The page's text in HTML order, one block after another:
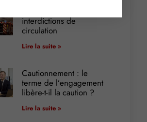
interdictions de
circulation
Lire la suite »
Cautionnement : le
terme de l’engagement
libère-t-il la caution ?
Lire la suite »